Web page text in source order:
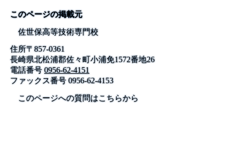
このページの掲載元
佐世保高等技術専門校
住所〒857-0361
長崎県北松浦郡佐々町小浦免1572番地26
電話番号 0956-62-4151
ファックス番号0956-62-4153
このページへの質問はこちらから